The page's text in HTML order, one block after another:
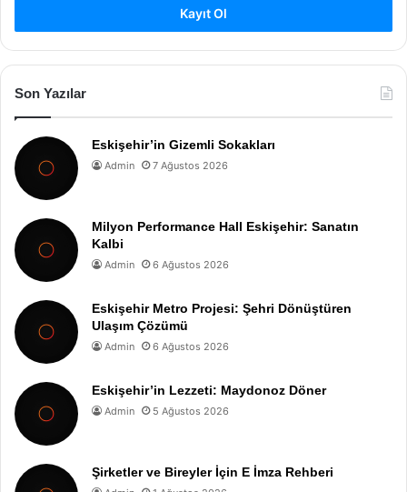
Kayıt Ol
Son Yazılar
Eskişehir’in Gizemli Sokakları
Admin 7 Ağustos 2026
Milyon Performance Hall Eskişehir: Sanatın
Kalbi
Admin 6 Ağustos 2026
Eskişehir Metro Projesi: Şehri Dönüştüren
Ulaşım Çözümü
Admin 6 Ağustos 2026
Eskişehir’in Lezzeti: Maydonoz Döner
Admin 5 Ağustos 2026
Şirketler ve Bireyler İçin E İmza Rehberi